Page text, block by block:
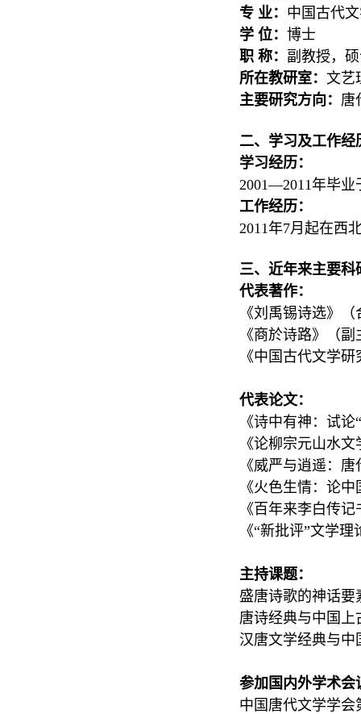
专 业： 中国古代
学 位： 博士
职 称： 副教授，
所在教研室： 文艺
主要研究方向： 唐
二、学习及工作经
学习经历：
2001—2011年毕业
工作经历：
2011年7月起在西
三、近年来主要科
代表著作：
《刘禹锡诗选》
《商於诗路》（
《中国古代文学
代表论文：
《诗中有神：试
《论柳宗元山水
《威严与逍遥：
《火色生情：论
《百年来李白传
《“新批评”文学
主持课题：
盛唐诗歌的神话要
唐诗经典与中国上
汉唐文学经典与中
参加国内外学术会
中国唐代文学学会